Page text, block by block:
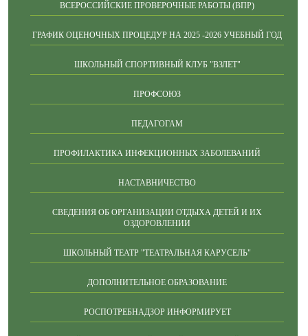
ВСЕРОССИЙСКИЕ ПРОВЕРОЧНЫЕ РАБОТЫ (ВПР)
ГРАФИК ОЦЕНОЧНЫХ ПРОЦЕДУР НА 2025 -2026 УЧЕБНЫЙ ГОД
ШКОЛЬНЫЙ СПОРТИВНЫЙ КЛУБ "ВЗЛЕТ"
ПРОФСОЮЗ
ПЕДАГОГАМ
ПРОФИЛАКТИКА ИНФЕКЦИОННЫХ ЗАБОЛЕВАНИЙ
НАСТАВНИЧЕСТВО
СВЕДЕНИЯ ОБ ОРГАНИЗАЦИИ ОТДЫХА ДЕТЕЙ И ИХ
ОЗДОРОВЛЕНИИ
ШКОЛЬНЫЙ ТЕАТР "ТЕАТРАЛЬНАЯ КАРУСЕЛЬ"
ДОПОЛНИТЕЛЬНОЕ ОБРАЗОВАНИЕ
РОСПОТРЕБНАДЗОР ИНФОРМИРУЕТ